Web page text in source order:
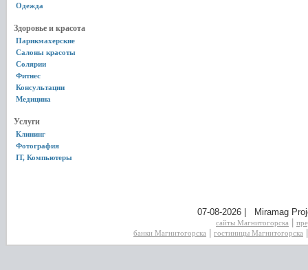
Одежда
Здоровье и красота
Парикмахерские
Салоны красоты
Солярии
Фитнес
Консультации
Медицина
Услуги
Клининг
Фотография
IT, Компьютеры
07-08-2026 | Miramag
сайты Магнитогорска
банки Магнитогорска
гостиницы Магнитогорска